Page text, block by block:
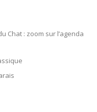
Chat : zoom sur l’agenda